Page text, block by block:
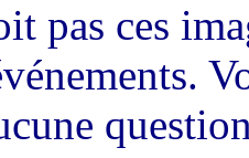
pas ces